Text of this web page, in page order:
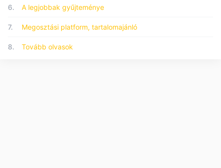
6. A legjobbak gyűjteménye
7. Megosztási platform, tartalomajánló
8. Tovább olvasok